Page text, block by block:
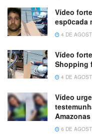
Vídeo
esp0cada
4 DE
Vídeo
Shopping
4 DE
Vídeo
Amazonas
6 DE